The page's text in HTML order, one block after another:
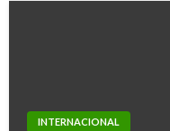
INTERNACIONAL